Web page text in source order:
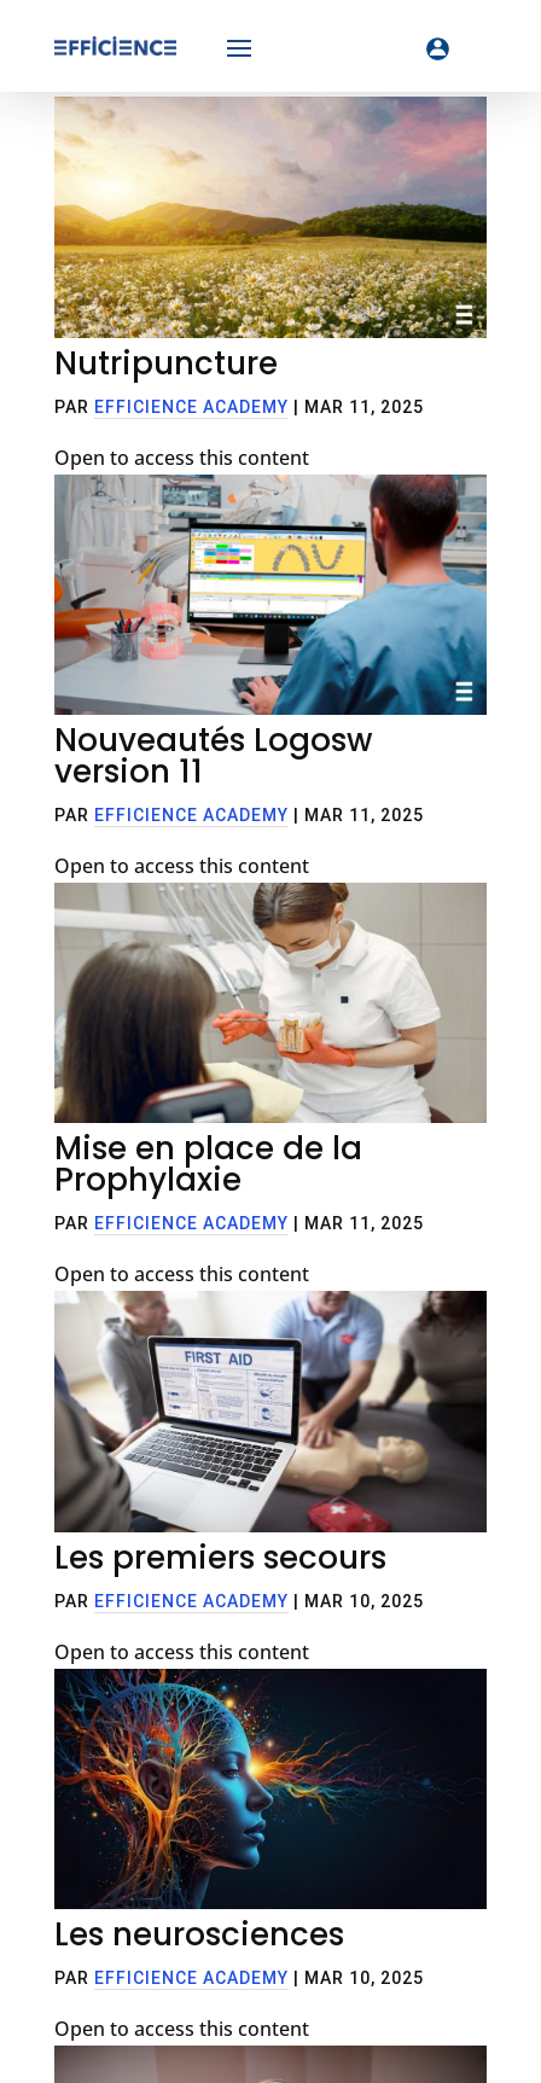
Nutripuncture
PAR EFFICIENCE ACADEMY MAR 11, 2025
Open to access this content
Nouveautés Logosw
version 11
PAR EFFICIENCE ACADEMY MAR 11, 2025
Open to access this content
Mise en place de la
Prophylaxie
PAR EFFICIENCE ACADEMY MAR 11, 2025
Open to access this content
Les premiers secours
PAR EFFICIENCE ACADEMY MAR 10, 2025
Open to access this content
Les neurosciences
PAR EFFICIENCE ACADEMY MAR 10, 2025
Open to access this content